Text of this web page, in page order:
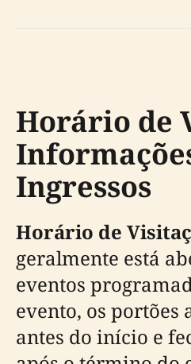
Horário de
Ingressos
Horário de
geralmente está
eventos
evento, os portões
antes do início e